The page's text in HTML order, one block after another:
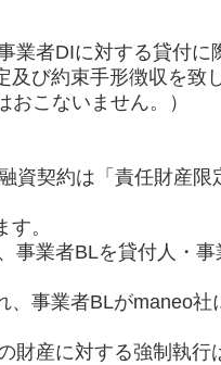
業者DIに対する貸付に
び約束手形徴収を致
おこないません。）
資契約は「責任財産
。
事業者BLを貸付人・
、事業者BLがmaneo
財産に対する強制執行